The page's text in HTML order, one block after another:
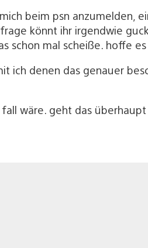
beim psn anzumelden,
könnt ihr irgendwie
schon mal scheiße. hoffe es
ich denen das genauer
wäre. geht das